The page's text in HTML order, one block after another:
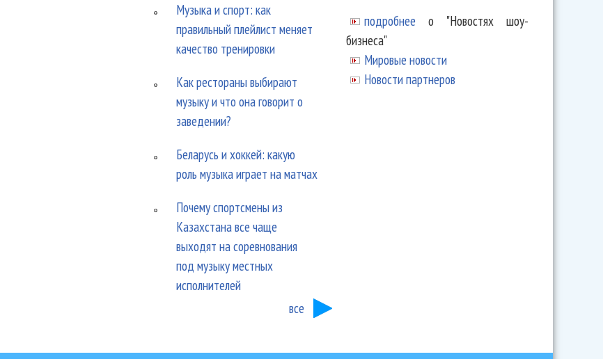
Музыка и спорт: как
правильный плейлист меняет
качество тренировки
Как рестораны выбирают
музыку и что она говорит о
заведении?
Беларусь и хоккей: какую
роль музыка играет на матчах
Почему спортсмены из
Казахстана все чаще
выходят на соревнования
под музыку местных
исполнителей
все
подробнее о "Новостях шоу-
бизнеса"
Мировые новости
Новости партнеров